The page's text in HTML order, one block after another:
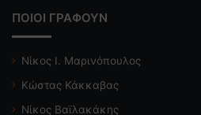
ΠΟΙΟΙ ΓΡΑΦΟΥΝ
Νίκος Ι. Μαρινόπουλος
Κώστας Κάκκαβας
Νίκος Βαϊλακάκης